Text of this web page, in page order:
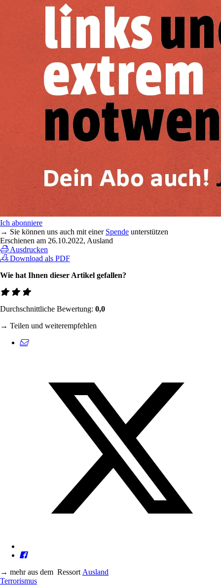
Ich abonniere
→ Sie können uns auch mit einer Spende unterstützen
Erschienen am 26.10.2022, Ausland
Ausdrucken
Download als PDF
Wie hat Ihnen dieser Artikel gefallen?
Durchschnittliche Bewertung: 0,0
→ Teilen und weiterempfehlen
→ mehr aus dem Ressort Ausland
Terrorismus